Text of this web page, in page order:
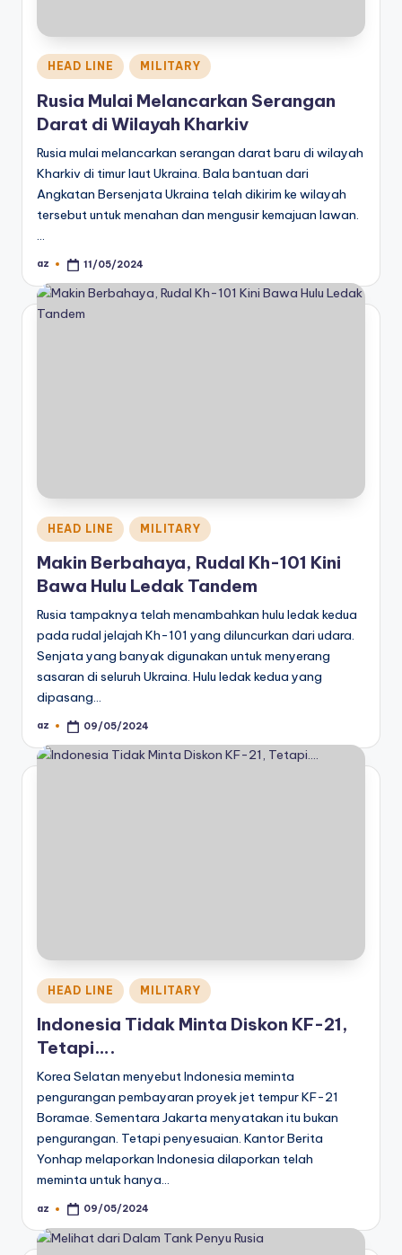
Posted
in
HEAD LINE MILITARY
Rusia Mulai Melancarkan Serangan
Darat di Wilayah Kharkiv
Rusia mulai melancarkan serangan darat baru di wilayah
Kharkiv di timur laut Ukraina. Bala bantuan dari
Angkatan Bersenjata Ukraina telah dikirim ke wilayah
tersebut untuk menahan dan mengusir kemajuan lawan.
…
Posted
az 11/05/2024
Posted
in
HEAD LINE MILITARY
Makin Berbahaya, Rudal Kh-101 Kini
Bawa Hulu Ledak Tandem
Rusia tampaknya telah menambahkan hulu ledak kedua
pada rudal jelajah Kh-101 yang diluncurkan dari udara.
Senjata yang banyak digunakan untuk menyerang
sasaran di seluruh Ukraina. Hulu ledak kedua yang
dipasang…
Posted
az 09/05/2024
Posted
in
HEAD LINE MILITARY
Indonesia Tidak Minta Diskon KF-21,
Tetapi….
Korea Selatan menyebut Indonesia meminta
pengurangan pembayaran proyek jet tempur KF-21
Boramae. Sementara Jakarta menyatakan itu bukan
pengurangan. Tetapi penyesuaian. Kantor Berita
Yonhap melaporkan Indonesia dilaporkan telah
meminta untuk hanya…
Posted
az 09/05/2024